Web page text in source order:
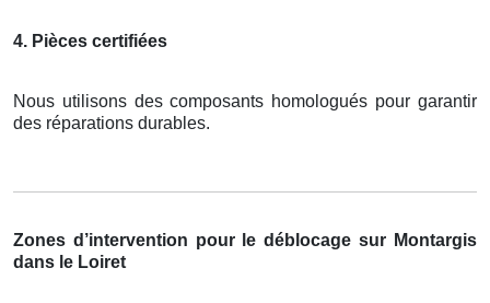
4. Pièces certifiées
Nous utilisons des composants homologués pour garantir
des réparations durables.
Zones d’intervention pour le déblocage sur Montargis
dans le Loiret